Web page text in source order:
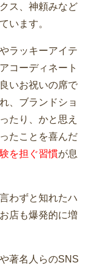
ス、神頼みなど
います。
ラッキーアイテ
コーディネート
いお祝いの席で
、ブランドショ
たり、かと思え
たことを喜んだ
験を担ぐ習慣が息
わずと知れたハ
店も爆発的に増
著名人らのSNS